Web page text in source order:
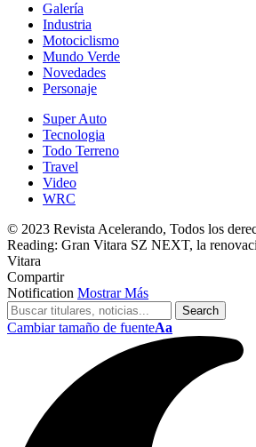
Galería
Industria
Motociclismo
Mundo Verde
Novedades
Personaje
Super Auto
Tecnologia
Todo Terreno
Travel
Video
WRC
© 2023 Revista Acelerando, Todos los
Reading: Gran Vitara SZ NEXT, la
Vitara
Compartir
Notification Mostrar Más
Cambiar tamaño de fuenteAa